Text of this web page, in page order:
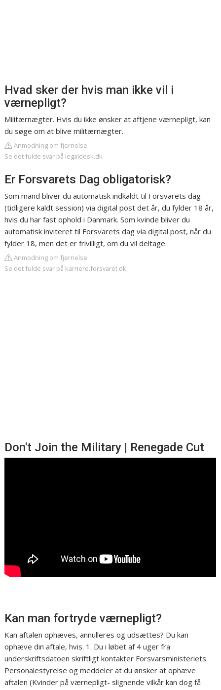
Hvad sker der hvis man ikke vil i
værnepligt?
Militærnægter. Hvis du ikke ønsker at aftjene værnepligt, kan
du søge om at blive militærnægter.
Anmodning om fjernelse
Se det fulde svar på legaldesk.dk
Er Forsvarets Dag obligatorisk?
Som mand bliver du automatisk indkaldt til Forsvarets dag
(tidligere kaldt session) via digital post det år, du fylder 18 år,
hvis du har fast ophold i Danmark. Som kvinde bliver du
automatisk inviteret til Forsvarets dag via digital post, når du
fylder 18, men det er frivilligt, om du vil deltage.
Anmodning om fjernelse
Se det fulde svar på karriere.forsvaret.dk
Don't Join the Military | Renegade Cut
Kan man fortryde værnepligt?
Kan aftalen ophæves, annulleres og udsættes? Du kan
ophæve din aftale, hvis. 1. Du i løbet af 4 uger fra
underskriftsdatoen skriftligt kontakter Forsvarsministeriets
Personalestyrelse og meddeler at du ønsker at ophæve
aftalen (Kvinder på værnepligt- slignende vilkår kan dog få